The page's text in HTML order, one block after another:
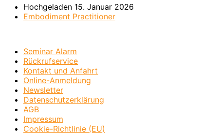
Hochgeladen 15. Januar 2026
Embodiment Practitioner
Seminar Alarm
Rückrufservice
Kontakt und Anfahrt
Online-Anmeldung
Newsletter
Datenschutzerklärung
AGB
Impressum
Cookie-Richtlinie (EU)